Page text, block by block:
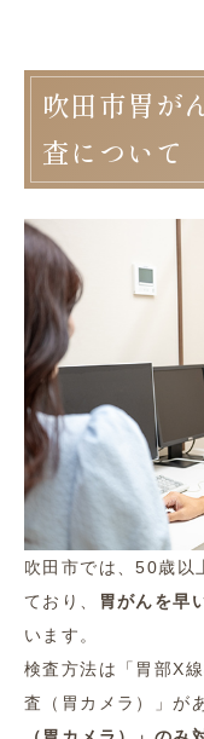
吹田市胃が
査について
吹田市では、50歳以
ており、
胃がんを早
います。
検査方法は「胃部X
査（胃カメラ）」が